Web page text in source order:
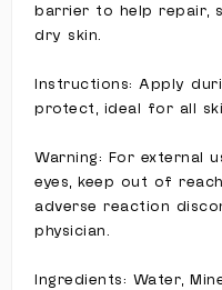
barrier to help repair,
dry skin.
Instructions: Apply
protect, ideal for all
Warning: For external
eyes, keep out of
adverse reaction
physician.
Ingredients: Water,